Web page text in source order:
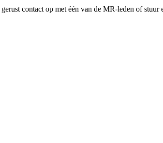
contact op met één van de MR-leden of